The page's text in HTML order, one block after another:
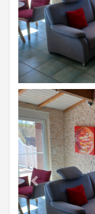
Previous